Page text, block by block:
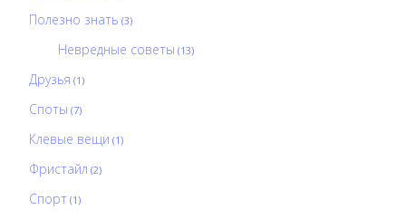
Полезно знать (3)
Невредные советы (13)
Друзья (1)
Споты (7)
Клевые вещи (1)
Фристайл (2)
Спорт (1)